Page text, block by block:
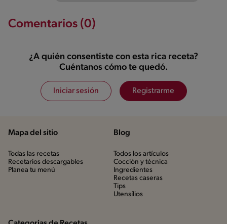
Comentarios (0)
¿A quién consentiste con esta rica receta?
Cuéntanos cómo te quedó.
Iniciar sesión Registrarme
Mapa del sitio
Todas las recetas
Recetarios descargables
Planea tu menú
Blog
Todos los artículos
Cocción y técnica
Ingredientes
Recetas caseras
Tips
Utensílios